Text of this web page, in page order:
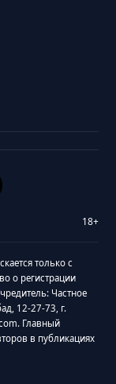
18+
только с
о регистрации
Частное
12-27-73, г.
Главный
в публикациях